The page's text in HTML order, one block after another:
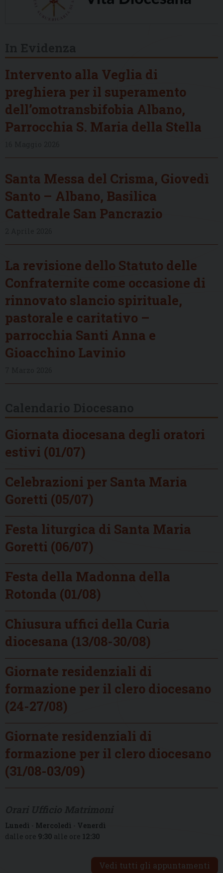
Intervento alla Veglia di
preghiera per il superamento
dell’omotransbifobia Albano,
Parrocchia S. Maria della Stella
Santa Messa del Crisma, Giovedì
Santo – Albano, Basilica
Cattedrale San Pancrazio
La revisione dello Statuto delle
Confraternite come occasione di
rinnovato slancio spirituale,
pastorale e caritativo –
parrocchia Santi Anna e
Gioacchino Lavinio
Giornata diocesana degli oratori
estivi (01/07)
Celebrazioni per Santa Maria
Goretti (05/07)
Festa liturgica di Santa Maria
Goretti (06/07)
Festa della Madonna della
Rotonda (01/08)
Chiusura uffici della Curia
diocesana (13/08-30/08)
Giornate residenziali di
formazione per il clero diocesano
(24-27/08)
Giornate residenziali di
formazione per il clero diocesano
(31/08-03/09)
Lunedì - Mercoledì - Venerdì
dalle ore 9:30 alle ore 12:30
Vedi tutti gli appuntamenti